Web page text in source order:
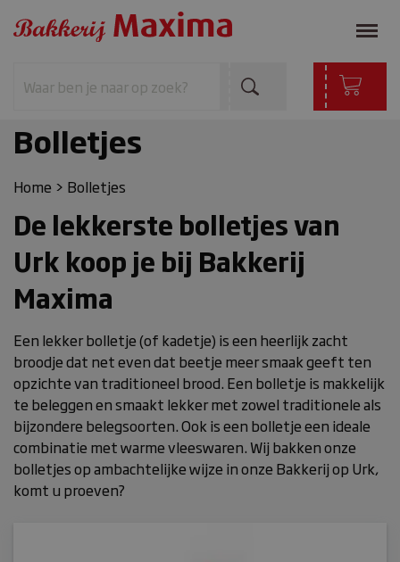
Bolletjes
Home > Bolletjes
De lekkerste bolletjes van
Urk koop je bij Bakkerij
Maxima
Een lekker bolletje (of kadetje) is een heerlijk zacht
broodje dat net even dat beetje meer smaak geeft ten
opzichte van traditioneel brood. Een bolletje is makkelijk
te beleggen en smaakt lekker met zowel traditionele als
bijzondere belegsoorten. Ook is een bolletje een ideale
combinatie met warme vleeswaren. Wij bakken onze
bolletjes op ambachtelijke wijze in onze Bakkerij op Urk,
komt u proeven?